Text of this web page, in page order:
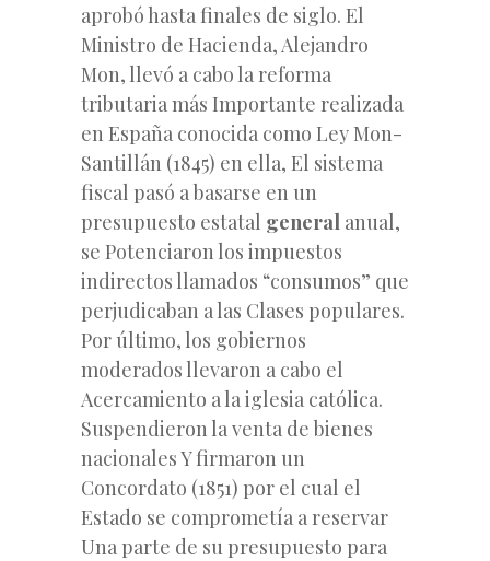
aprobó hasta finales de siglo. El
Ministro de Hacienda, Alejandro
Mon, llevó a cabo la reforma
tributaria más Importante realizada
en España conocida como Ley Mon-
Santillán (1845) en ella, El sistema
fiscal pasó a basarse en un
presupuesto estatal general anual,
se Potenciaron los impuestos
indirectos llamados “consumos” que
perjudicaban a las Clases populares.
Por último, los gobiernos
moderados llevaron a cabo el
Acercamiento a la iglesia católica.
Suspendieron la venta de bienes
nacionales Y firmaron un
Concordato (1851) por el cual el
Estado se comprometía a reservar
Una parte de su presupuesto para